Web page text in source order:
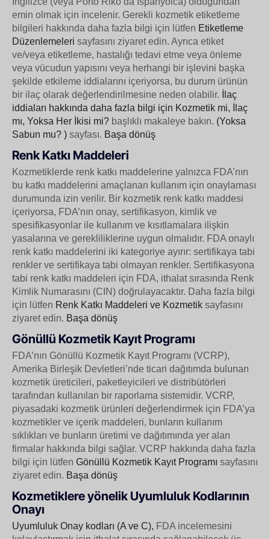
emin olmak için incelenir. Gerekli kozmetik etiketleme
bilgileri hakkında daha fazla bilgi için lütfen Etiketleme
Düzenlemeleri sayfasını ziyaret edin. Ayrıca etiket
ve/veya etiketleme, hastalığı tedavi etme veya önleme
veya vücudun yapısını veya herhangi bir işlevini başka
şekilde etkileme iddialarını içeriyorsa, bu durum ürünün
bir ilaç olarak değerlendirilmesine neden olabilir.
İlaç
iddiaları hakkında daha fazla bilgi için Kozmetik mi, İlaç
mı, Yoksa Her İkisi mi? başlıklı makaleye bakın. (Yoksa
Sabun mu? ) sayfası. Başa dönüş
Renk Katkı Maddeleri
Kozmetiklerde renk katkı maddelerine yalnızca FDA’nın
bu katkı maddelerini amaçlanan kullanım için onaylaması
durumunda izin verilir. Bir kozmetik renk katkı maddesi
içeriyorsa, FDA’nın onay, sertifikasyon, kimlik ve
spesifikasyonlar ile kullanım ve kısıtlamalara ilişkin
yasalarına ve gerekliliklerine uygun olmalıdır. FDA onaylı
renk katkı maddelerini iki kategoriye ayırır: sertifikaya tabi
renkler ve sertifikaya tabi olmayan renkler. Sertifikasyona
tabi renk katkı maddeleri için FDA, ithalat sırasında Renk
Kimlik Numarasını (CIN) doğrulayacaktır. Daha fazla bilgi
için lütfen Renk Katkı Maddeleri ve Kozmetik sayfasını
ziyaret edin. Başa dönüş
Gönüllü Kozmetik Kayıt Programı
FDA’nın Gönüllü Kozmetik Kayıt Programı (VCRP),
Amerika Birleşik Devletleri’nde ticari dağıtımda bulunan
kozmetik üreticileri, paketleyicileri ve distribütörleri
tarafından kullanılan bir raporlama sistemidir. VCRP,
piyasadaki kozmetik ürünleri değerlendirmek için FDA’ya
kozmetikler ve içerik maddeleri, bunların kullanım
sıklıkları ve bunların üretimi ve dağıtımında yer alan
firmalar hakkında bilgi sağlar. VCRP hakkında daha fazla
bilgi için lütfen Gönüllü Kozmetik Kayıt Programı sayfasını
ziyaret edin. Başa dönüş
Kozmetiklere yönelik Uyumluluk Kodlarının
Onayı
Uyumluluk Onay kodları (A ve C), FDA incelemesini